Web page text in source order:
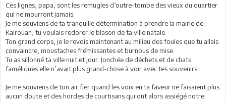
Ces lignes, papa, sont les remugles d’outre-tombe des vieux du quartier
qui ne mourront jamais.
Je me souviens de ta tranquille détermination à prendre la mairie de
Kairouan, tu voulais redorer le blason de ta ville natale.
Ton grand corps, je le revois maintenant au milieu des foules que tu allais
convaincre, moustaches frémissantes et burnous de mise.
Tu as sillonné ta ville nuit et jour. Jonchée de déchets et de chats
faméliques elle n’avait plus grand-chose à voir avec tes souvenirs.
Je me souviens de ton air fier quand les voix en ta faveur ne faisaient plus
aucun doute et des hordes de courtisans qui ont alors assiégé notre